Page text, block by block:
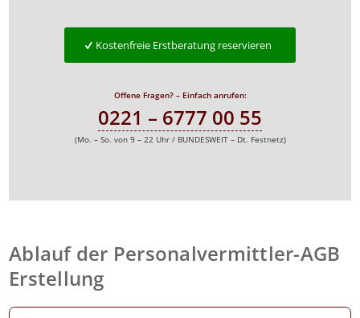
Kostenfreie Erstberatung reservieren
Offene Fragen? – Einfach anrufen:
0221 – 6777 00 55
(Mo. – So. von 9 – 22 Uhr / BUNDESWEIT – Dt. Festnetz)
Ablauf der Personalvermittler-AGB
Erstellung